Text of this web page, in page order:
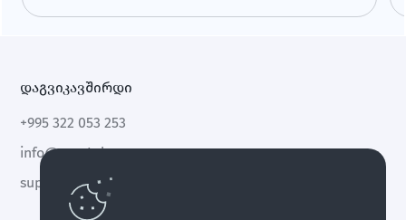
დაგვიკავშირდი
+995 322 053 253
info@cryptal.com
support@cryptal.com